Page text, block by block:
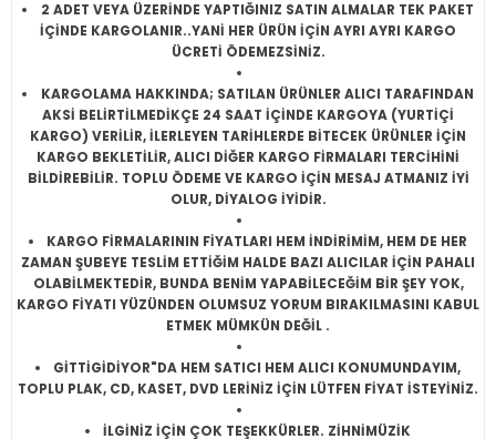
2 ADET VEYA ÜZERİNDE YAPTIĞINIZ SATIN ALMALAR TEK PAKET
İÇİNDE KARGOLANIR..YANİ HER ÜRÜN İÇİN AYRI AYRI KARGO
ÜCRETİ ÖDEMEZSİNİZ.
KARGOLAMA HAKKINDA; SATILAN ÜRÜNLER ALICI TARAFINDAN
AKSİ BELİRTİLMEDİKÇE 24 SAAT İÇİNDE KARGOYA (YURTİÇİ
KARGO) VERİLİR, İLERLEYEN TARİHLERDE BİTECEK ÜRÜNLER İÇİN
KARGO BEKLETİLİR, ALICI DİĞER KARGO FİRMALARI TERCİHİNİ
BİLDİREBİLİR. TOPLU ÖDEME VE KARGO İÇİN MESAJ ATMANIZ İYİ
OLUR, DİYALOG İYİDİR.
KARGO FİRMALARININ FİYATLARI HEM İNDİRİMİM, HEM DE HER
ZAMAN ŞUBEYE TESLİM ETTİĞİM HALDE BAZI ALICILAR İÇİN PAHALI
OLABİLMEKTEDİR, BUNDA BENİM YAPABİLECEĞİM BİR ŞEY YOK,
KARGO FİYATI YÜZÜNDEN OLUMSUZ YORUM BIRAKILMASINI KABUL
ETMEK MÜMKÜN DEĞİL .
GİTTİGİDİYOR"DA HEM SATICI HEM ALICI KONUMUNDAYIM,
TOPLU PLAK, CD, KASET, DVD LERİNİZ İÇİN LÜTFEN FİYAT İSTEYİNİZ.
İLGİNİZ İÇİN ÇOK TEŞEKKÜRLER. ZİHNİMÜZİK